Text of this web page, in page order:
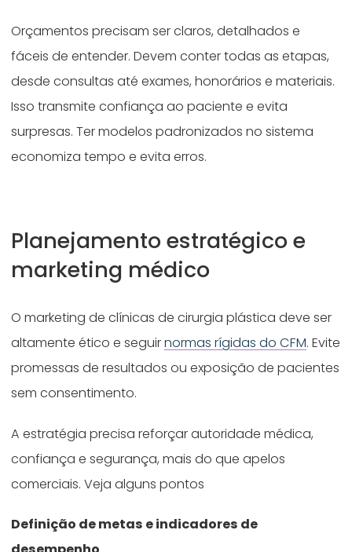
Orçamentos precisam ser claros, detalhados e
fáceis de entender. Devem conter todas as etapas,
desde consultas até exames, honorários e materiais.
Isso transmite confiança ao paciente e evita
surpresas. Ter modelos padronizados no sistema
economiza tempo e evita erros.
Planejamento estratégico e
marketing médico
O marketing de clínicas de cirurgia plástica deve ser
altamente ético e seguirnormas rígidas do CFM. Evite
promessas de resultados ou exposição de pacientes
sem consentimento.
A estratégia precisa reforçar autoridade médica,
confiança e segurança, mais do que apelos
comerciais. Veja alguns pontos
Definição de metas e indicadores de